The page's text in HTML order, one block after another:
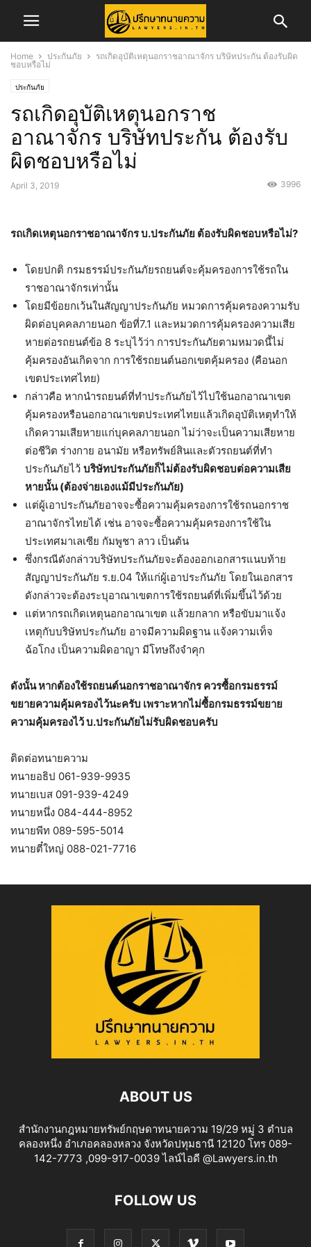
Home ประกันภัย
รถเกิดอุบัติเหตุนอกราชอาณาจักร บริษัทประกัน ต้องรับผิด
ชอบหรือไม่
ประกันภัย
รถเกิดอุบัติเหตุนอกราช
อาณาจักร บริษัทประกัน ต้องรับ
ผิดชอบหรือไม่
April 3, 2019 3996
รถเกิดเหตุนอกราชอาณาจักร บ.ประกันภัย ต้องรับผิดชอบหรือไม่?
โดยปกติ กรมธรรม์ประกันภัยรถยนต์จะคุ้มครองการใช้รถใน
ราชอาณาจักรเท่านั้น
โดยมีข้อยกเว้นในสัญญาประกันภัย หมวดการคุ้มครองความรับ
ผิดต่อบุคคลภายนอก ข้อที่7.1 และหมวดการคุ้มครองความเสีย
หายต่อรถยนต์ข้อ 8 ระบุไว้ว่า การประกันภัยตามหมวดนี้ไม่
คุ้มครองอันเกิดจาก การใช้รถยนต์นอกเขตคุ้มครอง (คือนอก
เขตประเทศไทย)
กล่าวคือ หากนำรถยนต์ที่ทำประกันภัยไว้ไปใช้นอกอาณาเขต
คุ้มครองหรือนอกอาณาเขตประเทศไทยแล้วเกิดอุบัติเหตุทำให้
เกิดความเสียหายแก่บุคคลภายนอก ไม่ว่าจะเป็นความเสียหาย
ต่อชีวิต ร่างกาย อนามัย หรือทรัพย์สินและตัวรถยนต์ที่ทำ
ประกันภัยไว้ บริษัทประกันภัยก็ไม่ต้องรับผิดชอบต่อความเสีย
หายนั้น (ต้องจ่ายเองแม้มีประกันภัย)
แต่ผู้เอาประกันภัยอาจจะซื้อความคุ้มครองการใช้รถนอกราช
อาณาจักรไทยได้ เช่น อาจจะซื้อความคุ้มครองการใช้ใน
ประเทศมาเลเซีย กัมพูชา ลาว เป็นต้น
ซึ่งกรณีดังกล่าวบริษัทประกันภัยจะต้องออกเอกสารแนบท้าย
สัญญาประกันภัย ร.ย.04 ให้แก่ผู้เอาประกันภัย โดยในเอกสาร
ดังกล่าวจะต้องระบุอาณาเขตการใช้รถยนต์ที่เพิ่มขึ้นไว้ด้วย
แต่หากรถเกิดเหตุนอกอาณาเขต แล้วยกลาก หรือขับมาแจ้ง
เหตุกับบริษัทประกันภัย อาจมีความผิดฐาน แจ้งความเท็จ
ฉ้อโกง เป็นความผิดอาญา มีโทษถึงจำคุก
ดังนั้น หากต้องใช้รถยนต์นอกราชอาณาจักร ควรซื้อกรมธรรม์
ขยายความคุ้มครองไว้นะครับ เพราะหากไม่ซื้อกรมธรรม์ขยาย
ความคุ้มครองไว้ บ.ประกันภัยไม่รับผิดชอบครับ
ติดต่อทนายความ
ทนายอธิป 061-939-9935
ทนายเบส 091-939-4249
ทนายหนึ่ง 084-444-8952
ทนายพีท 089-595-5014
ทนายตี๋ใหญ่ 088-021-7716
ABOUT US
สำนักงานกฎหมายทรัพย์กฤษดาทนายความ 19/29 หมู่ 3 ตำบล
คลองหนึ่ง อำเภอคลองหลวง จังหวัดปทุมธานี 12120 โทร 089-
142-7773 ,099-917-0039 ไลน์ไอดี @Lawyers.in.th
FOLLOW US